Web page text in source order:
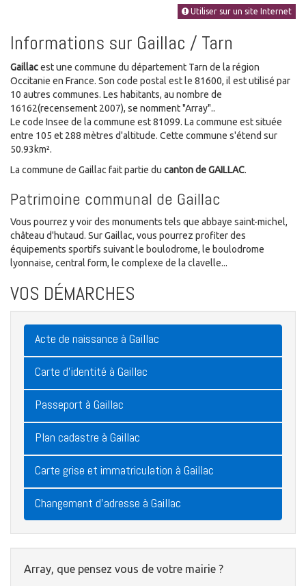
Utiliser sur un site Internet
Informations sur Gaillac / Tarn
Gaillacest une commune du département Tarn de la région
Occitanie en France. Son code postal est le 81600, il est utilisé par
10 autres communes. Les habitants, au nombre de
16162(recensement 2007), se nomment "Array"..
Le code Insee de la commune est 81099. La commune est située
entre 105 et 288 mètres d'altitude. Cette commune s'étend sur
50.93km².
La commune de Gaillac fait partie du canton de GAILLAC.
Patrimoine communal de Gaillac
Vous pourrez y voir des monuments tels que abbaye saint-michel,
château d'hutaud. Sur Gaillac, vous pourrez profiter des
équipements sportifs suivant le boulodrome, le boulodrome
lyonnaise, central form, le complexe de la clavelle...
VOS DÉMARCHES
Acte de naissance à Gaillac
Carte d'identité à Gaillac
Passeport à Gaillac
Plan cadastre à Gaillac
Carte grise et immatriculation à Gaillac
Changement d'adresse à Gaillac
Array, que pensez vous de votre mairie ?